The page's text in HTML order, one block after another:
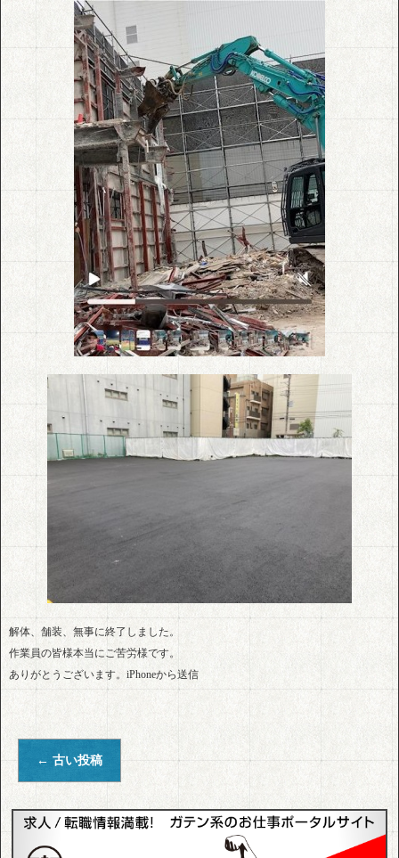
解体、舗装、無事に終了しました。
作業員の皆様本当にご苦労様です。
ありがとうございます。iPhoneから送信
← 古い投稿